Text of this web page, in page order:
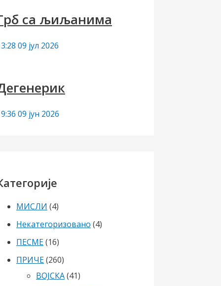
са љиљанима
09 јул 2026
09 јун 2026
МИСЛИ (4)
Некатегоризовано (4)
ПЕСМЕ(16)
ПРИЧЕ(260)
ВОЈСКА(41)